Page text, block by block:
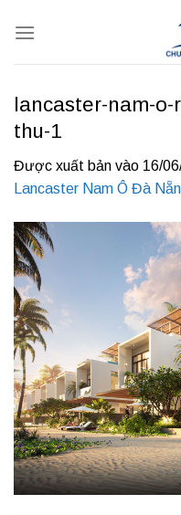
qua
lancaster-nam-
thu-1
Được xuất bản vào 16/
Lancaster Nam Ô Đà